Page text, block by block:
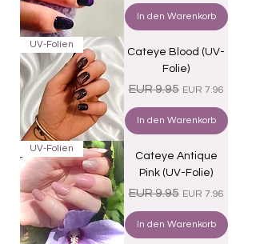
In den Warenkorb
UV-Folien
Cateye Blood (UV-
Folie)
Standardpreis
EUR 9.95 Sale-Preis
EUR 7.96
In den Warenkorb
UV-Folien
Cateye Antique
Pink (UV-Folie)
Standardpreis
EUR 9.95 Sale-Preis
EUR 7.96
In den Warenkorb